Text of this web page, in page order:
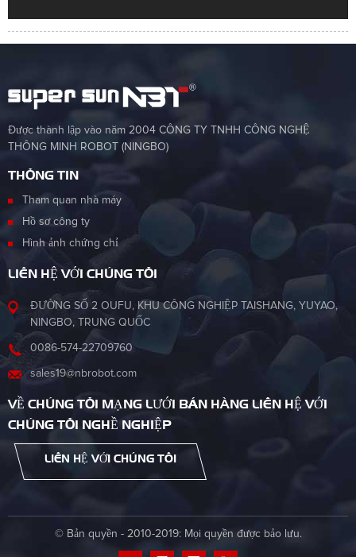
Được thành lập vào năm 2004 CÔNG TY TNHH CÔNG NGHỆ
THÔNG MINH ROBOT (NINGBO)
THÔNG TIN
Tham quan nhà máy
Hồ sơ công ty
Hình ảnh chứng chỉ
LIÊN HỆ VỚI CHÚNG TÔI
ĐƯỜNG SỐ 2 OUFU, KHU CÔNG NGHIỆP TAISHANG, YUYAO,
NINGBO, TRUNG QUỐC
0086-574-22709760
sales19@nbrobot.com
VỀ CHÚNG TÔI MẠNG LƯỚI BÁN HÀNG LIÊN HỆ VỚI
CHÚNG TÔI NGHỀ NGHIỆP
LIÊN HỆ VỚI CHÚNG TÔI
© Bản quyền - 2010-2019: Mọi quyền được bảo lưu.